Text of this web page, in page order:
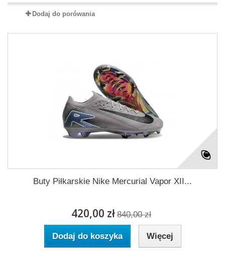
Dodaj do porówania
Buty Piłkarskie Nike Mercurial Vapor XII...
420,00 zł 840,00 zł
Dodaj do koszyka Więcej